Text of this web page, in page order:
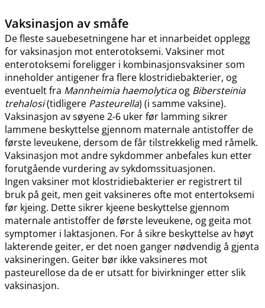
Vaksinasjon av småfe
De fleste sauebesetningene har et innarbeidet opplegg
for vaksinasjon mot enterotoksemi. Vaksiner mot
enterotoksemi foreligger i kombinasjonsvaksiner som
inneholder antigener fra flere klostridiebakterier, og
eventuelt fra Mannheimia haemolyticaog Bibersteinia
trehalosi(tidligere Pasteurella) (i samme vaksine).
Vaksinasjon av søyene 2-6 uker før lamming sikrer
lammene beskyttelse gjennom maternale antistoffer de
første leveukene, dersom de får tilstrekkelig med råmelk.
Vaksinasjon mot andre sykdommer anbefales kun etter
forutgående vurdering av sykdomssituasjonen.
Ingen vaksiner mot klostridiebakterier er registrert til
bruk på geit, men geit vaksineres ofte mot entertoksemi
før kjeing. Dette sikrer kjeene beskyttelse gjennom
maternale antistoffer de første leveukene, og geita mot
symptomer i laktasjonen. For å sikre beskyttelse av høyt
lakterende geiter, er det noen ganger nødvendig å gjenta
vaksineringen. Geiter bør ikke vaksineres mot
pasteurellose da de er utsatt for bivirkninger etter slik
vaksinasjon.